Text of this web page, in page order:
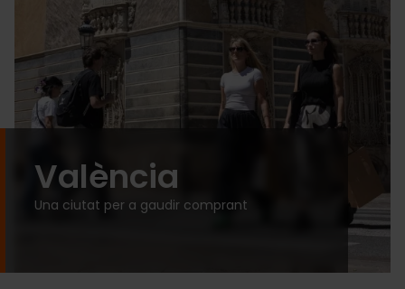
València
Una ciutat per a gaudir comprant